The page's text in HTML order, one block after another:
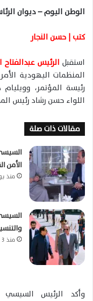
ن
ا
الوطن اليوم – ديوان الرئاسة
كتب | حسن النجار
استقبل الرئيس
المنظمات اليهودية
رئيسة المؤتمر،
اللواء حسن رشاد رئيس
مقالات ذات صلة
الأمن
منذ
منذ 3 أيام
وأكد الرئيس السيسي